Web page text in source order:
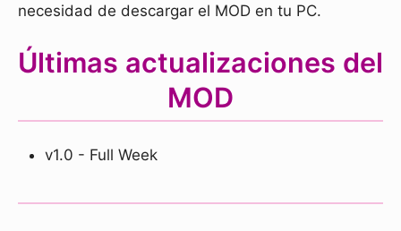
necesidad de descargar el MOD en tu PC.
Últimas actualizaciones del
MOD
v1.0 - Full Week